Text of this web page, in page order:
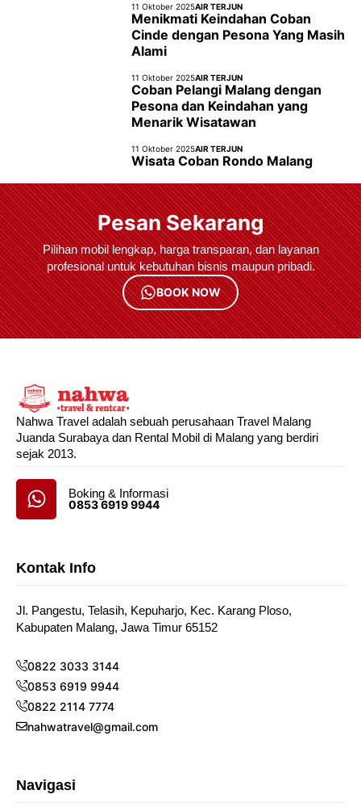
11 Oktober 2025AIR TERJUN
Menikmati Keindahan Coban
Cinde dengan Pesona Yang Masih
Alami
11 Oktober 2025AIR TERJUN
Coban Pelangi Malang dengan
Pesona dan Keindahan yang
Menarik Wisatawan
11 Oktober 2025AIR TERJUN
Wisata Coban Rondo Malang
Pesan Sekarang
Pilihan mobil lengkap, harga transparan, dan layanan
profesional untuk kebutuhan bisnis maupun pribadi.
BOOK NOW
Nahwa Travel adalah sebuah perusahaan Travel Malang
Juanda Surabaya dan Rental Mobil di Malang yang berdiri
sejak 2013.
Boking & Informasi
0853 6919 9944
Kontak Info
Jl. Pangestu, Telasih, Kepuharjo, Kec. Karang Ploso,
Kabupaten Malang, Jawa Timur 65152
0822 3033 3144
0853 6919 9944
0822 2114 7774
nahwatravel@gmail.com
Navigasi